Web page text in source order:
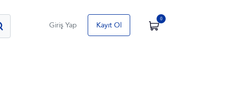
Giriş Yap Kayıt Ol
0